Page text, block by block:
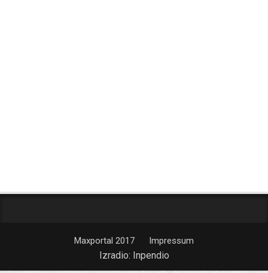
Maxportal 2017 Impressum
Izradio: Inpendio